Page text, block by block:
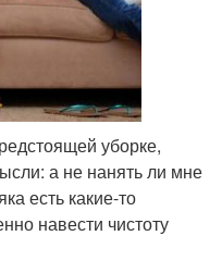
уборке,
а не нанять ли мне
есть какие-то
навести чистоту